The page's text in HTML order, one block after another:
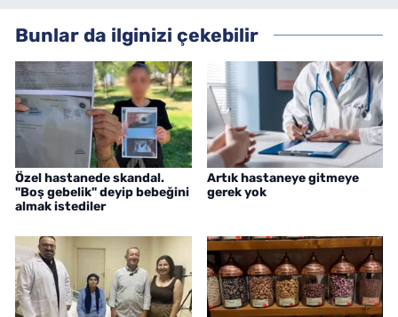
Bunlar da ilginizi çekebilir
Özel hastanede skandal.
"Boş gebelik" deyip bebeğini
almak istediler
Artık hastaneye gitmeye
gerek yok